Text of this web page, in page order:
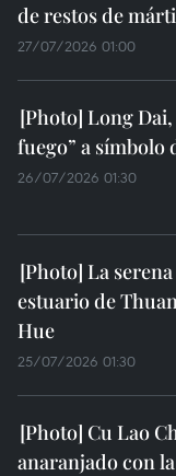
de restos de
27/07/2026 01:00
Long
fuego” a símbolo
26/07/2026 01:30
La
estuario de
Hue
25/07/2026 01:30
Cu Lao
anaranjado con